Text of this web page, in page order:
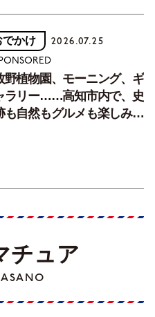
でかけ 2026.07.25
野植物園、モーニング、ギ
ラリー……高知市内で、史
も自然もグルメも楽しみ尽
チュア